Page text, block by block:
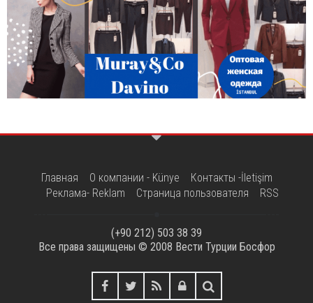
Главная О компании - Künye
Контакты -İletişim
Реклама- Reklam
Страница пользователя RSS
(+90 212) 503 38 39
Все права защищены © 2008 Вести Турции Босфор